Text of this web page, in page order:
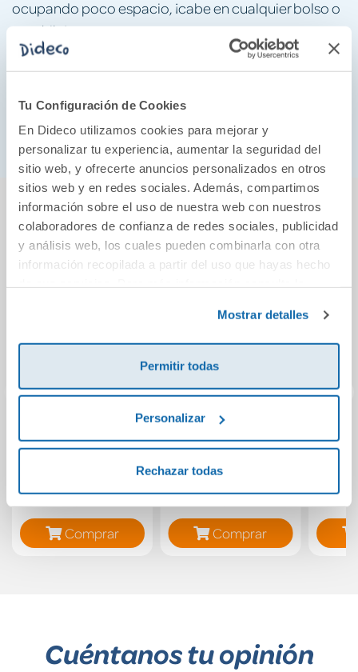
Tu Configuración de Cookies
En Dideco utilizamos cookies para mejorar y
personalizar tu experiencia, aumentar la seguridad del
sitio web, y ofrecerte anuncios personalizados en otros
sitios web y en redes sociales. Además, compartimos
información sobre el uso de nuestra web con nuestros
colaboradores de confianza de redes sociales, publicidad
y análisis web, los cuales pueden combinarla con otra
información recopilada a partir del uso que hayas hecho
Mostrar detalles
Permitir todas
Personalizar
Rechazar todas
ocupando poco espacio, ¡cabe en cualquier bolso o
mochila!
Es un tipo de juego que ayuda a desarrollar
habilidades manipulativas, la percepción espacial y
el pensamiento lógico además de la resolución de
resulta de lo más llamativo y refrescante.
También podría gustarte...
Juego de lógica
Conexión canica
26,99€
Comprar
Juego de mesa
Batalla de genios
estrella
26,99€
Comprar
30%
Cuéntanos tu opinión